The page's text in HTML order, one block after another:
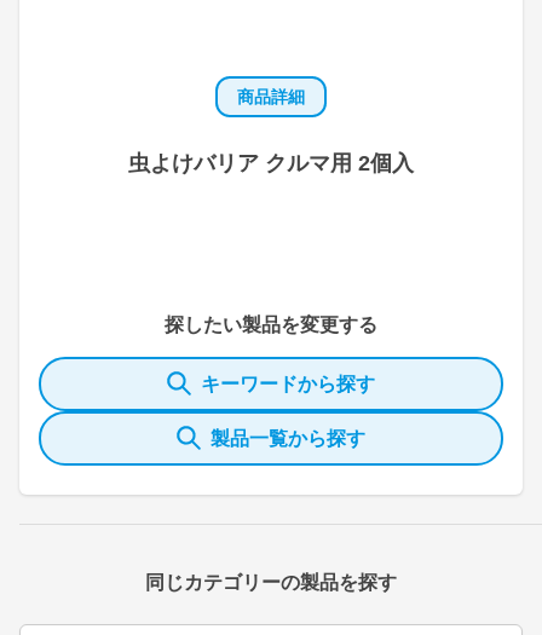
商品詳細
虫よけバリア クルマ用 2個入
探したい製品を変更する
キーワードから探す
製品一覧から探す
同じカテゴリーの製品を探す